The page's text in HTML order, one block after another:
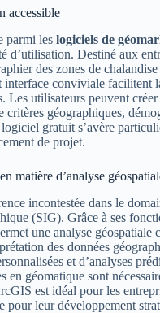
accessible
parmi les logiciels de
d’utilisation. Destiné aux
des zones de
conviviale facilitent
Les utilisateurs peuvent créer
critères géographiques,
gratuit s’avère
de projet.
matière d’analyse
incontestée dans le
(SIG). Grâce à ses
une analyse géospatiale
des données
et d’analyses
en géomatique sont
est idéal pour les
pour leur développement